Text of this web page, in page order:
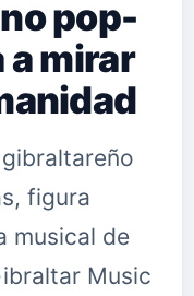
pop-
a mirar
figura
musical de
Music